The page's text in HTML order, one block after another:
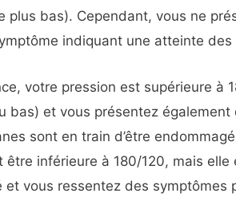
plus bas). Cependant, vous ne
indiquant une atteinte des
votre pression est supérieure à
bas) et vous présentez également
sont en train d’être
être inférieure à 180/120, mais elle
et vous ressentez des symptômes